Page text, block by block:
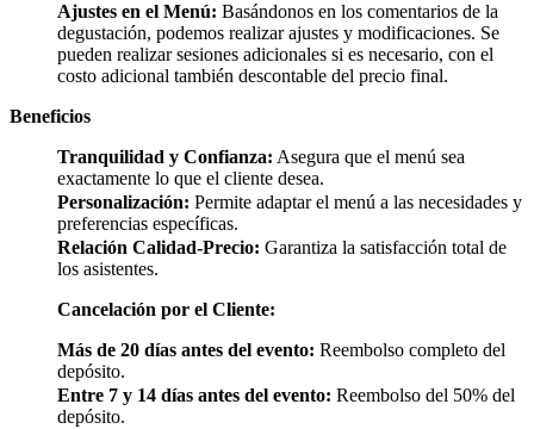
Ajustes en el Menú: Basándonos en los comentarios de la
degustación, podemos realizar ajustes y modificaciones. Se
pueden realizar sesiones adicionales si es necesario, con el
costo adicional también descontable del precio final.
Beneficios
Tranquilidad y Confianza: Asegura que el menú sea
exactamente lo que el cliente desea.
Personalización: Permite adaptar el menú a las necesidades y
preferencias específicas.
Relación Calidad-Precio: Garantiza la satisfacción total de
los asistentes.
Cancelación por el Cliente:
Más de 20 días antes del evento: Reembolso completo del
depósito.
Entre 7 y 14 días antes del evento: Reembolso del 50% del
depósito.